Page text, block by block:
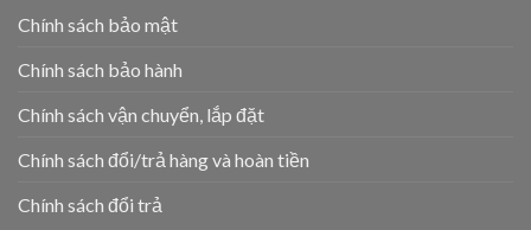
Chính sách bảo mật
Chính sách bảo hành
Chính sách vận chuyển, lắp đặt
Chính sách đổi/trả hàng và hoàn tiền
Chính sách đổi trả